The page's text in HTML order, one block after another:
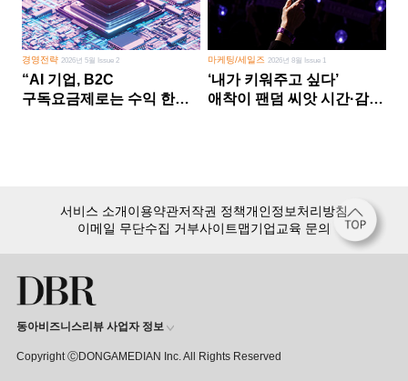
경영전략 2026년 5월 Issue 2
“AI 기업, B2C
구독요금제로는 수익 한계
마케팅/세일즈 2026년 8월 Issue 1
‘내가 키워주고 싶다’
애착이 팬덤 씨앗 시간·감정
서비스 소개이용약관저작권 정책개인정보처리방침
이메일 무단수집 거부사이트맵기업교육 문의
동아비즈니스리뷰 사업자 정보
Copyright ⒸDONGAMEDIAN Inc. All Rights Reserved